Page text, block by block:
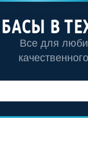
БАСЫ В
Все для